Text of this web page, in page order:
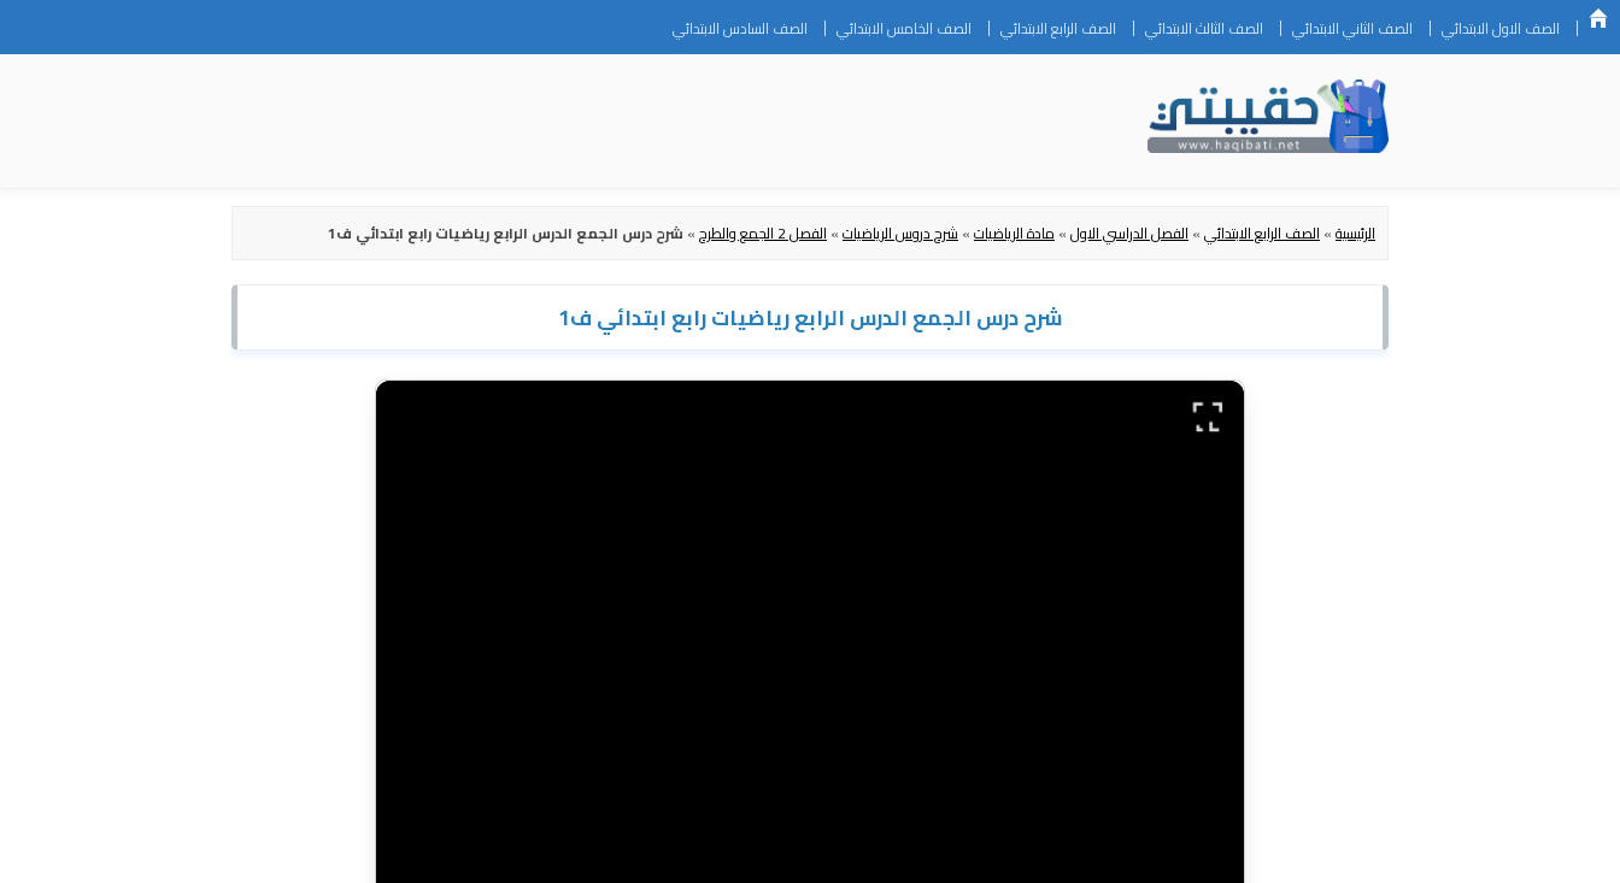
Skip
to
الصف الاول الابتدائي الصف الثاني الابتدائي الصف الثالث الابتدائي الصف الرابع الابتدائي الصف الخامس الابتدائي الصف السادس الابتدائي
الرئيسية»الصف الرابع الابتدائي»الفصل الدراسي الاول»مادة الرياضيات»شرح دروس الرياضيات»الفصل 2 الجمع والطرح » شرح درس الجمع الدرس الرابع رياضيات رابع ابتدائي ف1
شرح درس الجمع الدرس الرابع رياضيات رابع ابتدائي ف1